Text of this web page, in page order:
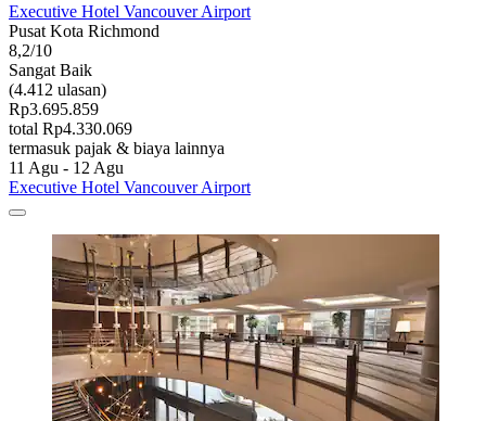
Executive Hotel Vancouver Airport
Pusat Kota Richmond
8,2/10
Sangat Baik
(4.412 ulasan)
Rp3.695.859
total Rp4.330.069
termasuk pajak & biaya lainnya
11 Agu - 12 Agu
Executive Hotel Vancouver Airport